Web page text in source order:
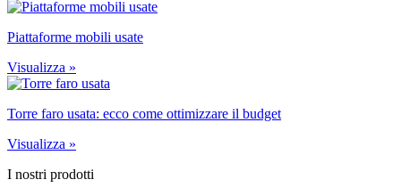
Piattaforme mobili usate
Visualizza »
Torre faro usata: ecco come ottimizzare il budget
Visualizza »
I nostri prodotti